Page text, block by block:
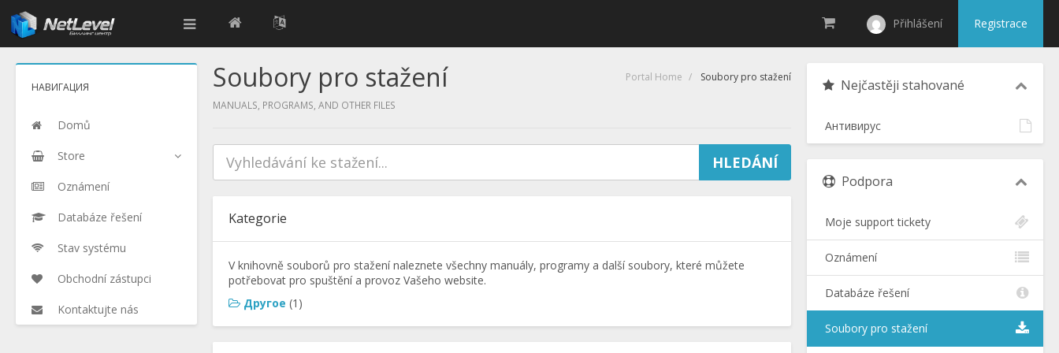
Přihlášení Registrace
НАВИГАЦИЯ
Domů
Store
Oznámení
Databáze řešení
Stav systému
Obchodní zástupci
Kontaktujte nás
Soubory pro stažení Portal Home Soubory pro stažení
MANUALS, PROGRAMS, AND OTHER FILES
Kategorie
V knihovně souborů pro stažení naleznete všechny manuály, programy a další soubory, které můžete
potřebovat pro spuštění a provoz Vašeho website.
Другое (1)
Nejčastěji stahované
Антивирус
Podpora
Moje support tickety
Oznámení
Databáze řešení
Soubory pro stažení